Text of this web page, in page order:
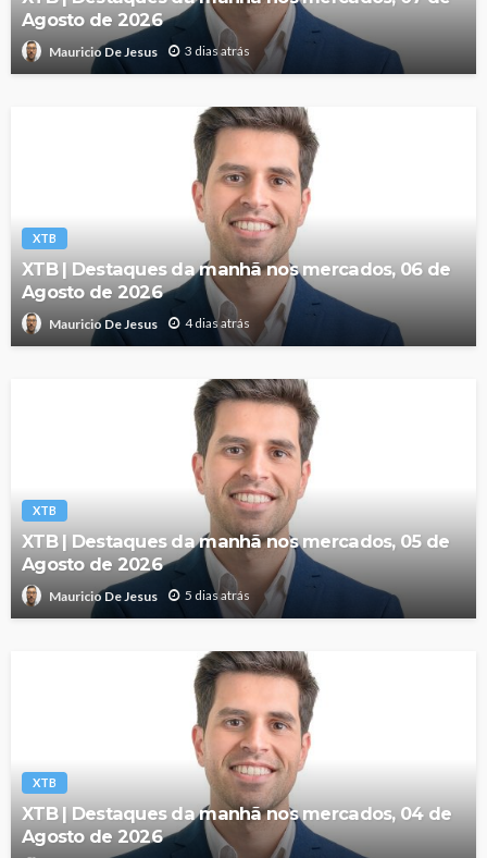
Agosto de 2026
Mauricio De Jesus 3 dias atrás
XTB
XTB | Destaques da manhã nos mercados, 06 de
Agosto de 2026
Mauricio De Jesus 4 dias atrás
XTB
XTB | Destaques da manhã nos mercados, 05 de
Agosto de 2026
Mauricio De Jesus 5 dias atrás
XTB
XTB | Destaques da manhã nos mercados, 04 de
Agosto de 2026